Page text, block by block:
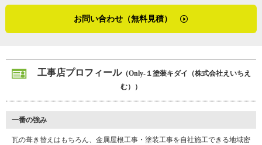
お問い合わせ（無料見積）
工事店プロフィール（Only-１塗装キダイ（株式会社えいちえ
む））
一番の強み
瓦の葺き替えはもちろん、金属屋根工事・塗装工事を自社施工できる地域密